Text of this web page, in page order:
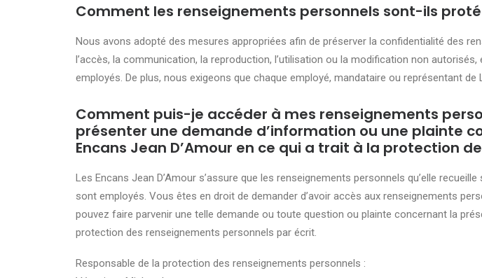
Comment les renseignements personnels sont-ils
Nous avons adopté des mesures appropriées afin de préserver la confidentialité des
l’accès, la communication, la reproduction, l’utilisation ou la modification non
employés. De plus, nous exigeons que chaque employé, mandataire ou représentant
Comment puis-je accéder à mes renseignements
présenter une demande d’information ou une plainte
Encans Jean D’Amour en ce qui a trait à la protection
Les Encans Jean D’Amour s’assure que les renseignements personnels qu’elle
sont employés. Vous êtes en droit de demander d’avoir accès aux renseignements
pouvez faire parvenir une telle demande ou toute question ou plainte concernant la
protection des renseignements personnels par écrit.
Responsable de la protection des renseignements personnels :